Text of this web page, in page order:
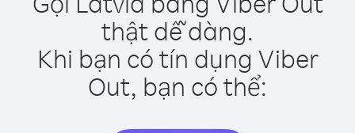
thật dễ dàng.
Khi bạn có tín dụng Viber
Out, bạn có thể: